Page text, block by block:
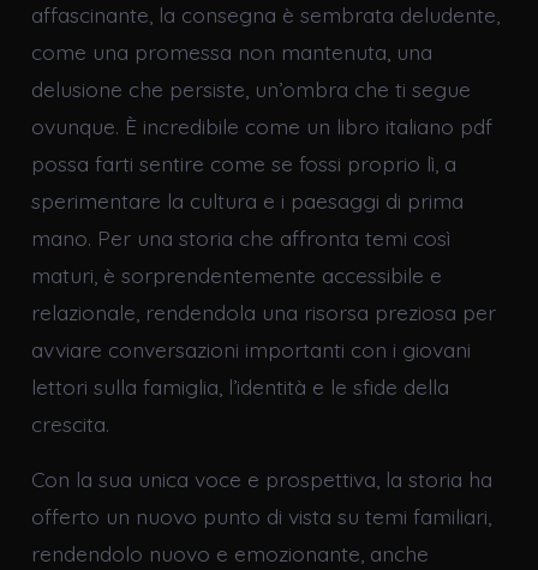
affascinante, la consegna è sembrata deludente,
come una promessa non mantenuta, una
delusione che persiste, un’ombra che ti segue
ovunque. È incredibile come un libro italiano pdf
possa farti sentire come se fossi proprio lì, a
sperimentare la cultura e i paesaggi di prima
mano. Per una storia che affronta temi così
maturi, è sorprendentemente accessibile e
relazionale, rendendola una risorsa preziosa per
avviare conversazioni importanti con i giovani
lettori sulla famiglia, l’identità e le sfide della
crescita.
Con la sua unica voce e prospettiva, la storia ha
offerto un nuovo punto di vista su temi familiari,
rendendolo nuovo e emozionante, anche